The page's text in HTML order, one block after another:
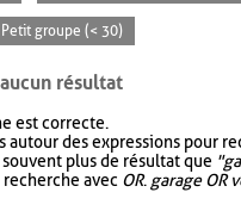
Petit groupe (< 30)
résultat
est correcte.
des expressions pour
plus de résultat que
avec OR. garage OR